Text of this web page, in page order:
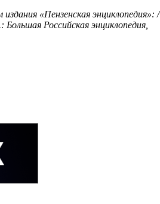
«Пензенская энциклопедия»: /
Российская энциклопедия,